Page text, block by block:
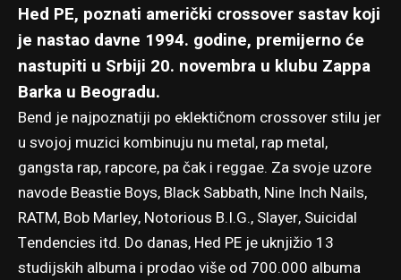
Hed PE, poznati američki crossover sastav koji
je nastao davne 1994. godine, premijerno će
nastupiti u Srbiji 20. novembra u klubu Zappa
Barka u Beogradu.
Bend je najpoznatiji po eklektičnom crossover stilu jer
u svojoj muzici kombinuju nu metal, rap metal,
gangsta rap, rapcore, pa čak i reggae. Za svoje uzore
navode Beastie Boys, Black Sabbath, Nine Inch Nails,
RATM, Bob Marley, Notorious B.I.G., Slayer, Suicidal
Tendencies itd. Do danas, Hed PE je uknjižio 13
studijskih albuma i prodao više od 700.000 albuma